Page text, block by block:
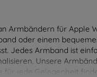
Armbändern für Apple
oder einem
Jedes Armband ist
Unsere
für jede Gelegenheit